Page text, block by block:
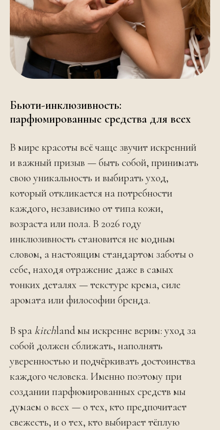
Бьюти-инклюзивность:
парфюмированные средства для всех
В мире красоты всё чаще звучит искренний
и важный призыв — быть собой, принимать
свою уникальность и выбирать уход,
который откликается на потребности
каждого, независимо от типа кожи,
возраста или пола. В 2026 году
инклюзивность становится не модным
словом, а настоящим стандартом заботы о
себе, находя отражение даже в самых
тонких деталях — текстуре крема, силе
аромата или философии бренда.
В spakitchland мы искренне верим: уход за
собой должен сближать, наполнять
уверенностью и подчёркивать достоинства
каждого человека. Именно поэтому при
создании парфюмированных средств мы
думаем о всех — о тех, кто предпочитает
свежесть, и о тех, кто выбирает тёплую